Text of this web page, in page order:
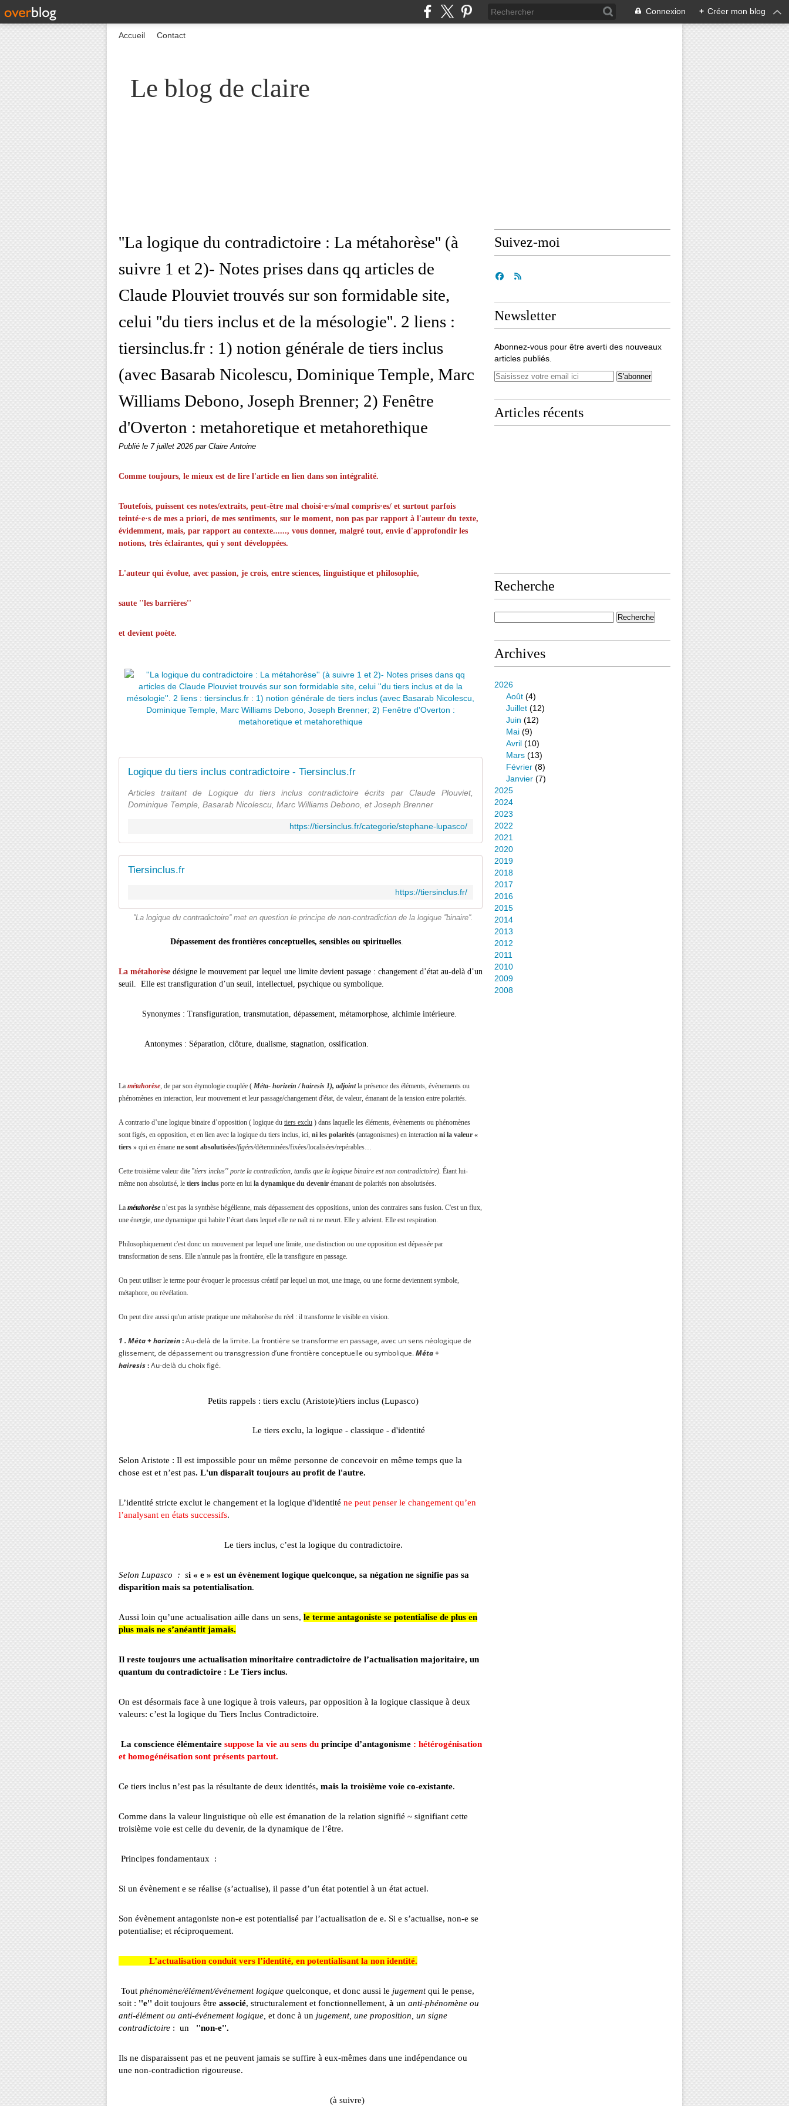
Connexion + Créer mon blog
Le blog de claire
Accueil Contact
''La logique du contradictoire : La métahorèse'' (à
suivre 1 et 2)- Notes prises dans qq articles de
Claude Plouviet trouvés sur son formidable site,
celui ''du tiers inclus et de la mésologie''. 2 liens :
tiersinclus.fr : 1) notion générale de tiers inclus
(avec Basarab Nicolescu, Dominique Temple, Marc
Williams Debono, Joseph Brenner; 2) Fenêtre
d'Overton : metahoretique et metahorethique
Publié le 7 juillet 2026 par Claire Antoine
Comme toujours, le mieux est de lire l'article en lien dans son intégralité.
Toutefois, puissent ces notes/extraits, peut-être mal choisi·e·s/mal compris·es/ et surtout parfois
teinté·e·s de mes a priori, de mes sentiments, sur le moment, non pas par rapport à l'auteur du texte,
évidemment, mais, par rapport au contexte......, vous donner, malgré tout, envie d'approfondir les
notions, très éclairantes, qui y sont développées.
L'auteur qui évolue, avec passion, je crois, entre sciences, linguistique et philosophie,
saute ''les barrières''
et devient poète.
Logique du tiers inclus contradictoire - Tiersinclus.fr
Articles traitant de Logique du tiers inclus contradictoire écrits par Claude Plouviet,
Dominique Temple, Basarab Nicolescu, Marc Williams Debono, et Joseph Brenner
https://tiersinclus.fr/categorie/stephane-lupasco/
Tiersinclus.fr
https://tiersinclus.fr/
''La logique du contradictoire'' met en question le principe de non-contradiction de la logique ''binaire''.
Dépassement des frontières conceptuelles, sensibles ou spirituelles.
La métahorèse désigne le mouvement par lequel une limite devient passage : changement d’état au-delà d’un
seuil. Elle est transfiguration d’un seuil, intellectuel, psychique ou symbolique.
Synonymes : Transfiguration, transmutation, dépassement, métamorphose, alchimie intérieure.
Antonymes : Séparation, clôture, dualisme, stagnation, ossification.
La métahorèse, de par son étymologie couplée ( Méta- horizein / hairesis 1), adjointla présence des éléments, évènements ou
phénomènes en interaction, leur mouvement et leur passage/changement d'état, de valeur, émanant de la tension entre polarités.
A contrario d’une logique binaire d’opposition ( logique du tiers exclu ) dans laquelle les éléments, évènements ou phénomènes
sont figés, en opposition, et en lien avec la logique du tiers inclus, ici, ni les polarités (antagonismes) en interaction ni la valeur «
tiers » qui en émane ne sont absolutisées/figées/déterminées/fixées/localisées/repérables…
Cette troisième valeur dite ''tiers inclus'' porte la contradiction, tandis que la logique binaire est non contradictoire). Étant lui-
même non absolutisé, le tiers inclus porte en lui la dynamique du devenir émanant de polarités non absolutisées.
La métahorèse n’est pas la synthèse hégélienne, mais dépassement des oppositions, union des contraires sans fusion. C'est un flux,
une énergie, une dynamique qui habite l’écart dans lequel elle ne naît ni ne meurt. Elle y advient. Elle est respiration.
Philosophiquement c'est donc un mouvement par lequel une limite, une distinction ou une opposition est dépassée par
transformation de sens. Elle n'annule pas la frontière, elle la transfigure en passage.
On peut utiliser le terme pour évoquer le processus créatif par lequel un mot, une image, ou une forme deviennent symbole,
métaphore, ou révélation.
On peut dire aussi qu'un artiste pratique une métahorèse du réel : il transforme le visible en vision.
1 . Méta + horizein:Au-delà de la limite. La frontière se transforme en passage, avec un sens néologique de
glissement, de dépassement ou transgression d’une frontière conceptuelle ou symbolique.Méta +
hairesis:Au-delà du choix figé.
Petits rappels : tiers exclu (Aristote)/tiers inclus (Lupasco)
Le tiers exclu, la logique - classique - d'identité
Selon Aristote : Il est impossible pour un même personne de concevoir en même temps que la
chose est et n’est pas. L'un disparaît toujours au profit de l'autre.
L’identité stricte exclut le changement et la logique d'identité ne peut penser le changement qu’en
l’analysant en états successifs.
Le tiers inclus, c’est la logique du contradictoire.
Selon Lupasco : si « e » est un évènement logique quelconque, sa négation ne signifie pas sa
disparition mais sa potentialisation.
Aussi loin qu’une actualisation aille dans un sens, le terme antagoniste se potentialise de plus en
plus mais ne s’anéantit jamais.
Il reste toujours une actualisation minoritaire contradictoire de l’actualisation majoritaire, un
quantum du contradictoire : Le Tiers inclus.
On est désormais face à une logique à trois valeurs, par opposition à la logique classique à deux
valeurs: c’est la logique du Tiers Inclus Contradictoire.
La conscience élémentaire suppose la vie au sens du principe d’antagonisme : hétérogénisation
et homogénéisation sont présents partout.
Ce tiers inclus n’est pas la résultante de deux identités, mais la troisième voie co-existante.
Comme dans la valeur linguistique où elle est émanation de la relation signifié ~ signifiant cette
troisième voie est celle du devenir, de la dynamique de l’être.
Principes fondamentaux :
Si un évènement e se réalise (s’actualise), il passe d’un état potentiel à un état actuel.
Son évènement antagoniste non-e est potentialisé par l’actualisation de e. Si e s’actualise, non-e se
potentialise; et réciproquement.
L’actualisation conduit vers l’identité, en potentialisant la non identité.
Tout phénomène/élément/événement logique quelconque, et donc aussi le jugementqui le pense,
soit : ''e'' doit toujours être associé, structuralement et fonctionnellement, à un anti-phénomène ou
anti-élément ou anti-événement logique, et donc à un jugement, une proposition, un signe
contradictoire : un ''non-e''.
Ils ne disparaissent pas et ne peuvent jamais se suffire à eux-mêmes dans une indépendance ou
une non-contradiction rigoureuse.
(à suivre)
Suivez-moi
Newsletter
Abonnez-vous pour être averti des nouveaux
articles publiés.
Articles récents
Recherche
Archives
2026
Août (4)
Juillet (12)
Juin (12)
Mai (9)
Avril (10)
Mars (13)
Février (8)
Janvier (7)
2025
2024
2023
2022
2021
2020
2019
2018
2017
2016
2015
2014
2013
2012
2011
2010
2009
2008